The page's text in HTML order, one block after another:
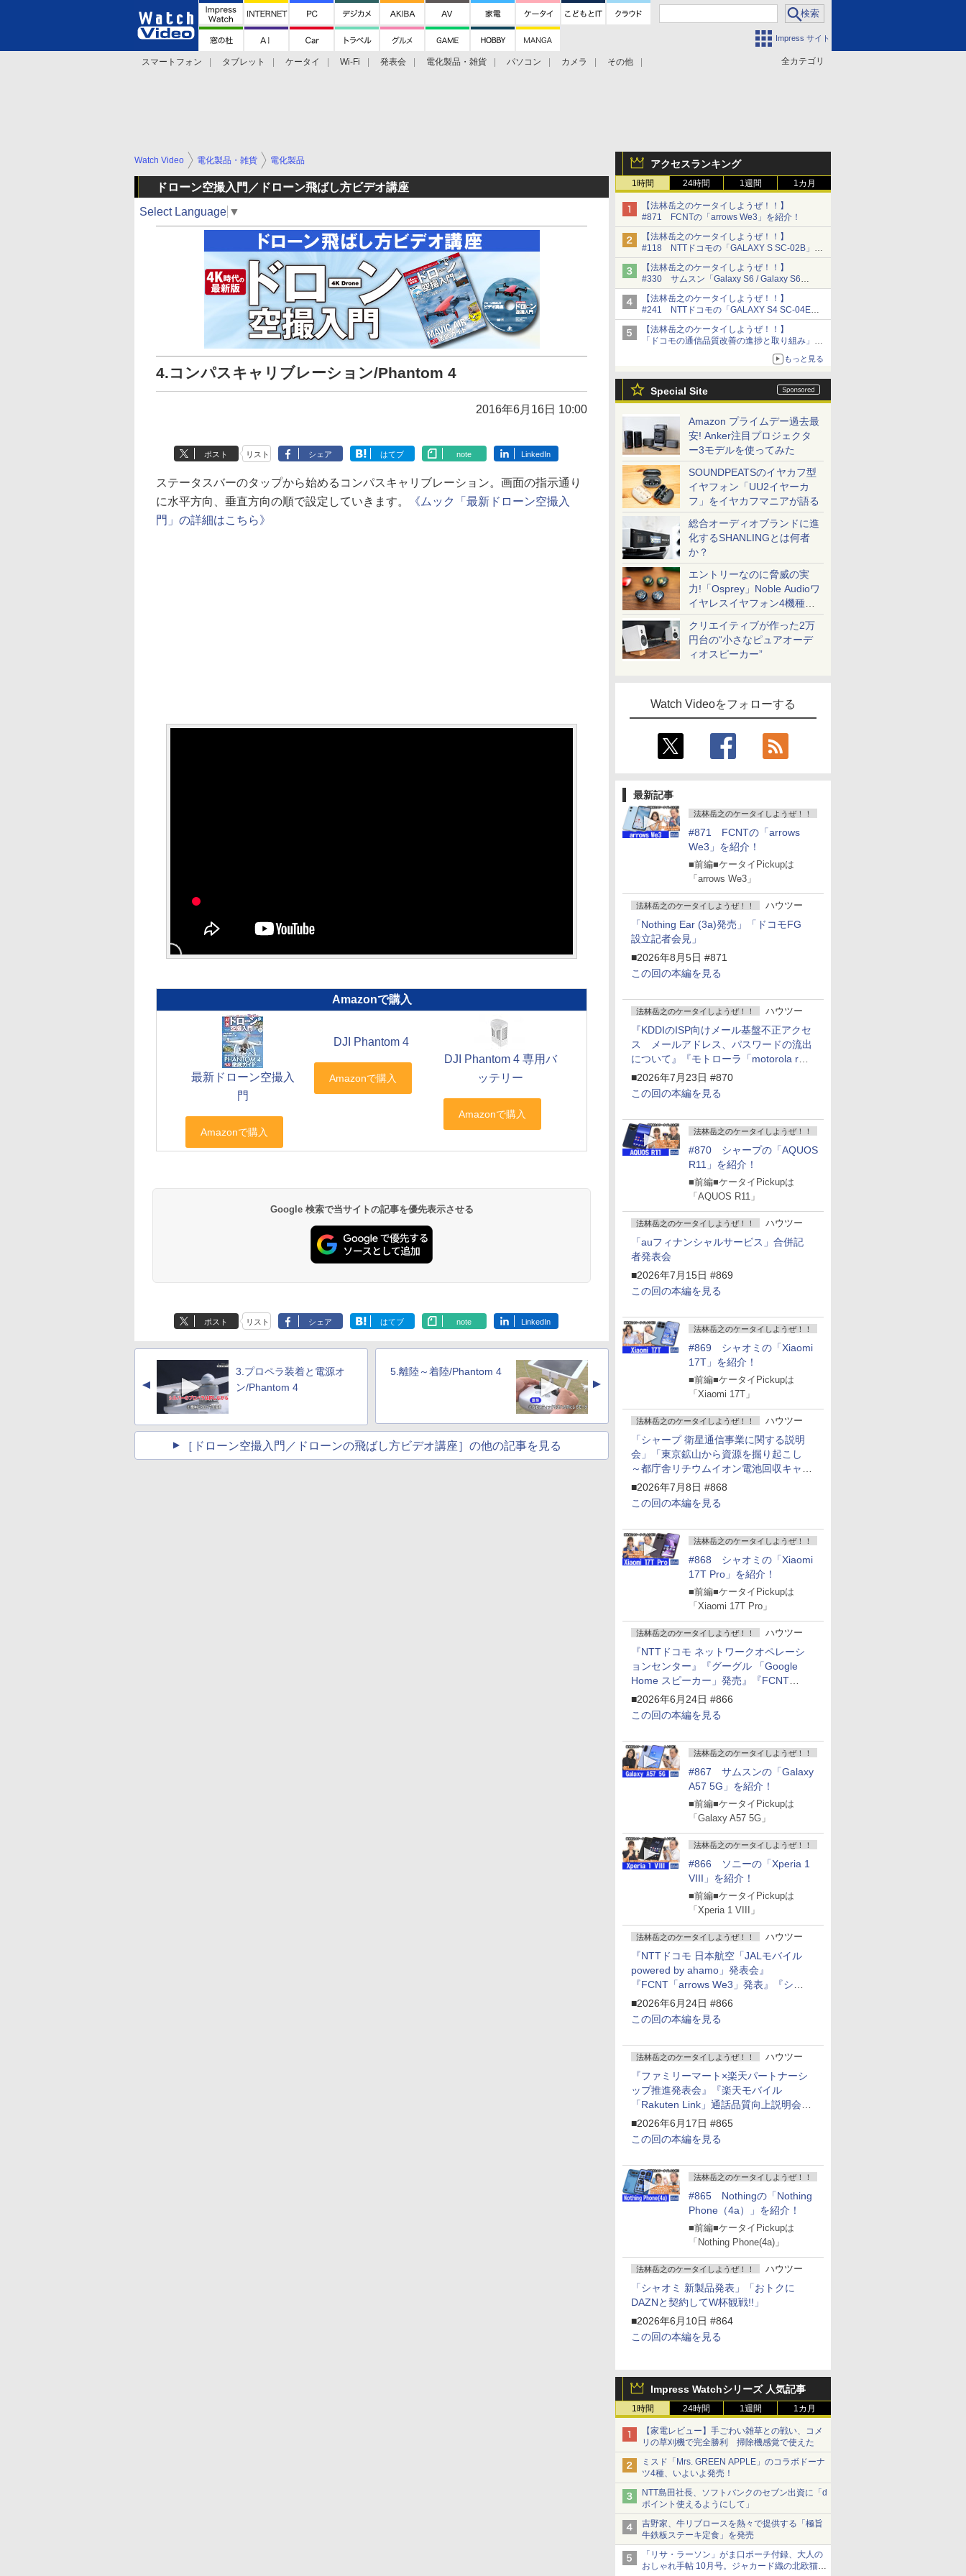
Impress サイト
全カテゴリ
スマートフォン タブレット ケータイ Wi-Fi 発表会 電化製品・雑貨 パソコン カメラ
その他
アクセスランキング
1時間 24時間 1週間 1カ月
【法林岳之のケータイしようぜ！！】
#871 FCNTの「arrows We3」を紹介！
【法林岳之のケータイしようぜ！！】
#118 NTTドコモの「GALAXY S SC-02B」を
紹介！
【法林岳之のケータイしようぜ！！】
#330 サムスン「Galaxy S6 / Galaxy S6
edge」特集!!
【法林岳之のケータイしようぜ！！】
#241 NTTドコモの「GALAXY S4 SC-04E」
を紹介！
【法林岳之のケータイしようぜ！！】
「ドコモの通信品質改善の進捗と取り組み」
もっと見る
Special Site
Amazon プライムデー過去最
安! Anker注目プロジェクタ
ー3モデルを使ってみた
SOUNDPEATSのイヤカフ型
イヤフォン「UU2イヤーカ
フ」をイヤカフマニアが語る
総合オーディオブランドに進
化するSHANLINGとは何者
か？
エントリーなのに脅威の実
力!「Osprey」Noble Audioワ
イヤレスイヤフォン4機種を
一気に聴く
クリエイティブが作った2万
円台の“小さなピュアオーデ
ィオスピーカー”
Watch Videoをフォローする
最新記事
法林岳之のケータイしようぜ！！
#871 FCNTの「arrows
We3」を紹介！
■前編■ケータイPickupは
「arrows We3」
法林岳之のケータイしようぜ！！ ハウツー
「Nothing Ear (3a)発売」「ドコモFG
設立記者会見」
■2026年8月5日 #871
この回の本編を見る
法林岳之のケータイしようぜ！！ ハウツー
『KDDIのISP向けメール基盤不正アクセ
ス メールアドレス、パスワードの流出
について』『モトローラ「motorola razr
fold」発表』『サムスン「Galaxy
Unpacked」開催』
■2026年7月23日 #870
この回の本編を見る
法林岳之のケータイしようぜ！！
#870 シャープの「AQUOS
R11」を紹介！
■前編■ケータイPickupは
「AQUOS R11」
法林岳之のケータイしようぜ！！ ハウツー
「auフィナンシャルサービス」合併記
者発表会
■2026年7月15日 #869
この回の本編を見る
法林岳之のケータイしようぜ！！
#869 シャオミの「Xiaomi
17T」を紹介！
■前編■ケータイPickupは
「Xiaomi 17T」
法林岳之のケータイしようぜ！！ ハウツー
「シャープ 衛星通信事業に関する説明
会」「東京鉱山から資源を掘り起こし
～都庁舎リチウムイオン電池回収キャン
ペーン～」
■2026年7月8日 #868
この回の本編を見る
法林岳之のケータイしようぜ！！
#868 シャオミの「Xiaomi
17T Pro」を紹介！
■前編■ケータイPickupは
「Xiaomi 17T Pro」
法林岳之のケータイしようぜ！！ ハウツー
『NTTドコモ ネットワークオペレーシ
ョンセンター』『グーグル 「Google
Home スピーカー」発売』『FCNT
「arrows Alpha2」発表』『KDDI
「povo2.0」サービス説明会』
■2026年6月24日 #866
この回の本編を見る
法林岳之のケータイしようぜ！！
#867 サムスンの「Galaxy
A57 5G」を紹介！
■前編■ケータイPickupは
「Galaxy A57 5G」
法林岳之のケータイしようぜ！！
#866 ソニーの「Xperia 1
VIII」を紹介！
■前編■ケータイPickupは
「Xperia 1 VIII」
法林岳之のケータイしようぜ！！ ハウツー
『NTTドコモ 日本航空「JALモバイル
powered by ahamo」発表会』
『FCNT「arrows We3」発表』『シャ
ープ 新製品発表会』
■2026年6月24日 #866
この回の本編を見る
法林岳之のケータイしようぜ！！ ハウツー
『ファミリーマート×楽天パートナーシ
ップ推進発表会』『楽天モバイル
「Rakuten Link」通話品質向上説明会』
『Google Storeを今年夏、東京・表参道
にオープン』『KDDI ローソン「ハッピ
ーローソンタウン池田伏尾台店」オープ
■2026年6月17日 #865
この回の本編を見る
法林岳之のケータイしようぜ！！
#865 Nothingの「Nothing
Phone（4a）」を紹介！
■前編■ケータイPickupは
「Nothing Phone(4a)」
法林岳之のケータイしようぜ！！ ハウツー
「シャオミ 新製品発表」「おトクに
DAZNと契約してW杯観戦!!」
■2026年6月10日 #864
この回の本編を見る
Impress Watchシリーズ 人気記事
1時間 24時間 1週間 1カ月
【家電レビュー】手ごわい雑草との戦い、コメ
リの草刈機で完全勝利 掃除機感覚で使えた
ミスド「Mrs. GREEN APPLE」のコラボドーナ
ツ4種、いよいよ発売！
NTT島田社長、ソフトバンクのセブン出資に「d
ポイント使えるようにして」
吉野家、牛リブロースを熱々で提供する「極旨
牛鉄板ステーキ定食」を発売
「リサ・ラーソン」がま口ポーチ付録、大人の
おしゃれ手帖 10月号。ジャカード織の北欧猫デ
Watch Video 電化製品・雑貨 電化製品
ドローン空撮入門／ドローン飛ばし方ビデオ講座
Select Language ▼
4.コンパスキャリブレーション/Phantom 4
2016年6月16日 10:00
ポスト リスト シェア はてブ note LinkedIn
ステータスバーのタップから始めるコンパスキャリブレーション。画面の指示通り
に水平方向、垂直方向の順で設定していきます。
《ムック「最新ドローン空撮入
門」の詳細はこちら》
Amazonで購入
最新ドローン空撮入
門
DJI Phantom 4
DJI Phantom 4 専用バ
ッテリー
Google 検索で当サイトの記事を優先表示させる
ポスト リスト シェア はてブ note LinkedIn
▲
3.プロペラ装着と電源オ
ン/Phantom 4
5.離陸～着陸/Phantom 4
▲
［ドローン空撮入門／ドローンの飛ばし方ビデオ講座］の他の記事を見る